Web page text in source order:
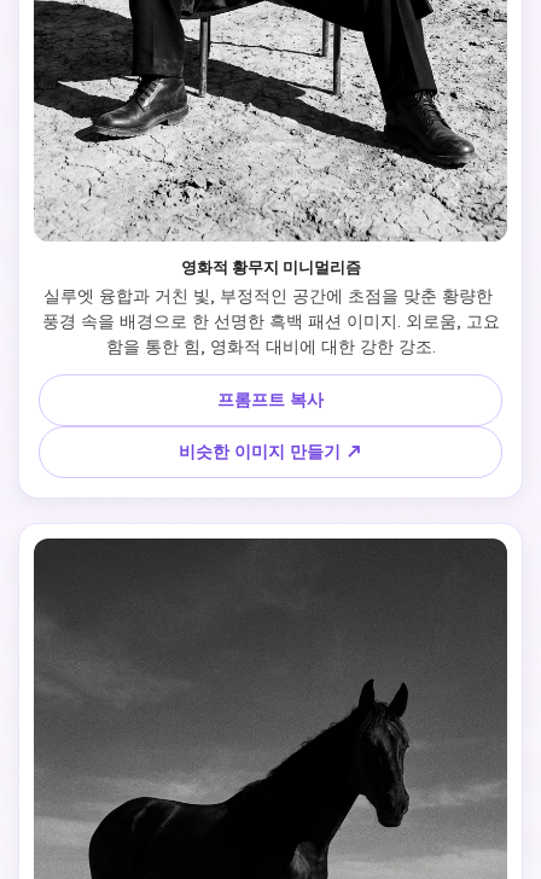
영화적 황무지 미니멀리즘
실루엣 융합과 거친 빛, 부정적인 공간에 초점을 맞춘 황량한
풍경 속을 배경으로 한 선명한 흑백 패션 이미지. 외로움, 고요
함을 통한 힘, 영화적 대비에 대한 강한 강조.
프롬프트 복사
비슷한 이미지 만들기 ↗